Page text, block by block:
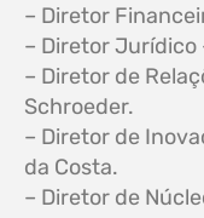
– Diretor
– Diretor Jurídico
– Diretor de
Schroeder.
– Diretor de
da Costa.
– Diretor de